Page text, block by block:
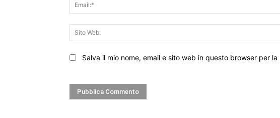
Salva il mio nome, email e sito web in questo browser per